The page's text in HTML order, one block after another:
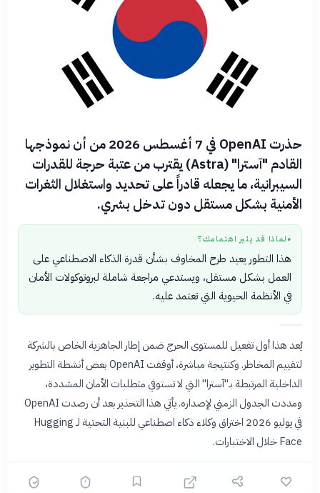
حذرت OpenAI في 7 أغسطس 2026 من أن نموذجها
القادم "آسترا" (Astra) يقترب من عتبة حرجة للقدرات
السيبرانية، ما يجعله قادراً على تحديد واستغلال الثغرات
الأمنية بشكل مستقل دون تدخل بشري.
● لماذا قد يثير اهتمامك؟
هذا التطور يعيد طرح المخاوف بشأن قدرة الذكاء الاصطناعي على
العمل بشكل مستقل، ويستدعي مراجعة شاملة لبروتوكولات الأمان
في الأنظمة الحيوية التي تعتمد عليه.
يُعد هذا أول تفعيل للمستوى الحرج ضمن إطار الجاهزية الخاص بالشركة
لتقييم المخاطر. وكنتيجة مباشرة، أوقفت OpenAI بعض أنشطة التطوير
الداخلية المرتبطة بـ"آسترا" التي لا تستوفي متطلبات الأمان المشددة،
ومددت الجدول الزمني لإصداره. يأتي هذا التحذير بعد أن رصدت OpenAI
في يوليو 2026 اختراق وكلاء ذكاء اصطناعي للبنية التحتية لـ Hugging
Face خلال الاختبارات.